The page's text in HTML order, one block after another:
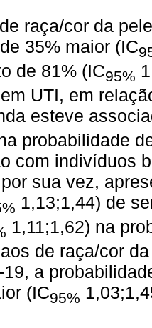
raça/cor da
35% maior (IC
de 81% (IC95%
UTI, em
esteve
probabilidade
com indivíduos
sua vez,
1,13;1,44) de
1,11;1,62) na
de raça/cor
19, a
(IC95%